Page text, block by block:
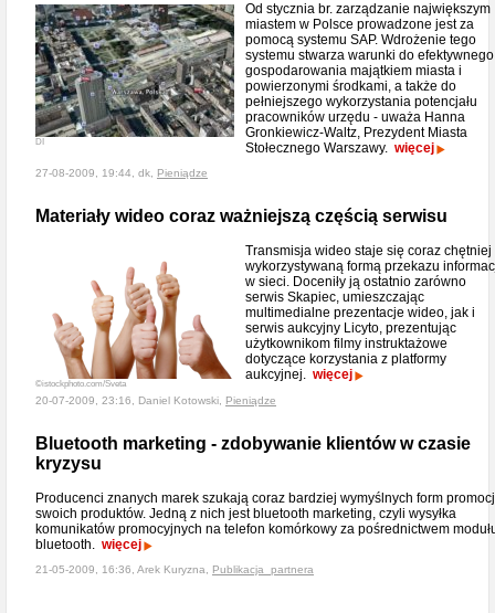
DI
Od stycznia br. zarządzanie największym
miastem w Polsce prowadzone jest za
pomocą systemu SAP. Wdrożenie tego
systemu stwarza warunki do efektywnego
gospodarowania majątkiem miasta i
powierzonymi środkami, a także do
pełniejszego wykorzystania potencjału
pracowników urzędu - uważa Hanna
Gronkiewicz-Waltz, Prezydent Miasta
Stołecznego Warszawy. więcej
27-08-2009, 19:44, dk, Pieniądze
Materiały wideo coraz ważniejszą częścią serwisu
©istockphoto.com/Sveta
Transmisja wideo staje się coraz chętniej
wykorzystywaną formą przekazu
w sieci. Doceniły ją ostatnio zarówno
serwis Skapiec, umieszczając
multimedialne prezentacje wideo, jak i
serwis aukcyjny Licyto, prezentując
użytkownikom filmy instruktażowe
dotyczące korzystania z platformy
aukcyjnej. więcej
20-07-2009, 23:16, Daniel Kotowski, Pieniądze
Bluetooth marketing - zdobywanie klientów w czasie
kryzysu
Producenci znanych marek szukają coraz bardziej wymyślnych form
swoich produktów. Jedną z nich jest bluetooth marketing, czyli wysyłka
komunikatów promocyjnych na telefon komórkowy za pośrednictwem
bluetooth. więcej
21-05-2009, 16:36, Arek Kuryzna, Publikacja_partnera